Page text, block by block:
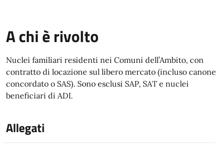
A chi è rivolto
Nuclei familiari residenti nei Comuni dell’Ambito, con
contratto di locazione sul libero mercato (incluso canone
concordato o SAS). Sono esclusi SAP, SAT e nuclei
beneficiari di ADI.
Allegati